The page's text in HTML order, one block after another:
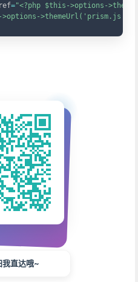
="<?php $this->options-
>options->themeUrl('prism.js');
我直达哦~